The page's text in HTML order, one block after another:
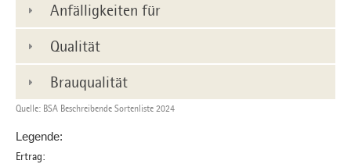
Anfälligkeiten für
Qualität
Brauqualität
Quelle: BSA Beschreibende Sortenliste 2024
Legende:
Ertrag: